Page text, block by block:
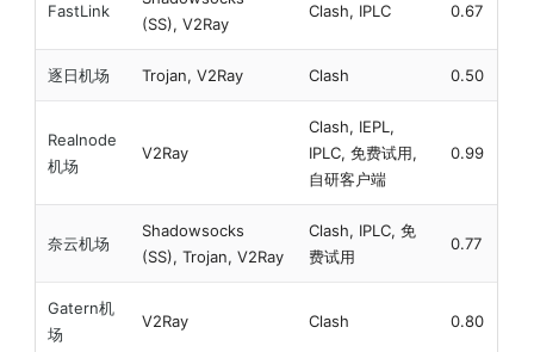
FastLink
(SS), V2Ray
Clash, IPLC 0.67
逐日机场 Trojan, V2Ray Clash 0.50
Realnode
机场
V2Ray
Clash, IEPL,
IPLC, 免费试用,
自研客户端
0.99
奈云机场
Shadowsocks
(SS), Trojan, V2Ray
Clash, IPLC, 免
费试用
0.77
Gatern机
场
V2Ray Clash 0.80